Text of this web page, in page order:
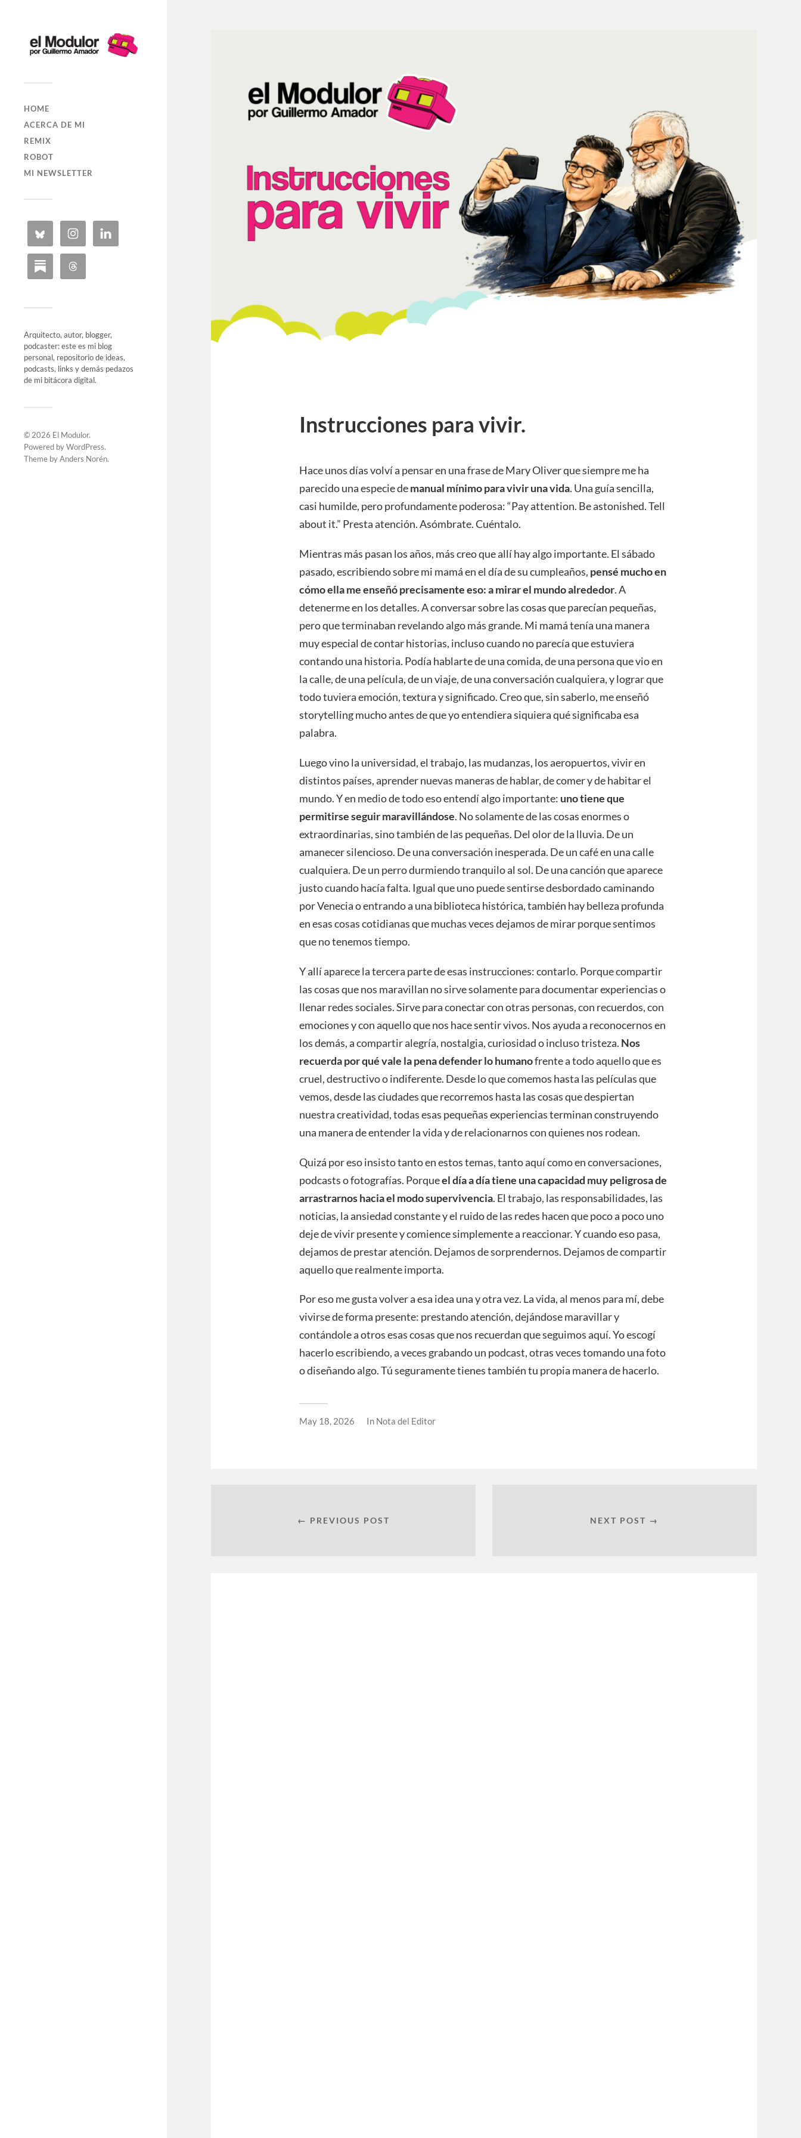
HOME
ACERCA DE MI
REMIX
ROBOT
MI NEWSLETTER
Arquitecto, autor, blogger,
podcaster: este es mi blog
personal, repositorio de ideas,
podcasts, links y demás pedazos
de mi bitácora digital.
© 2026 El Modulor.
Powered byWordPress.
Theme byAnders Norén.
Instrucciones para vivir.
Hace unos días volví a pensar en una frase de Mary Oliver que siempre me ha
parecido una especie demanual mínimo para vivir una vida. Una guía sencilla,
casi humilde, pero profundamente poderosa: “Pay attention. Be astonished. Tell
about it.” Presta atención. Asómbrate. Cuéntalo.
Mientras más pasan los años, más creo que allí hay algo importante. El sábado
pasado, escribiendo sobre mi mamá en el día de su cumpleaños, pensé mucho en
cómo ella me enseñó precisamente eso: a mirar el mundo alrededor. A
detenerme en los detalles. A conversar sobre las cosas que parecían pequeñas,
pero que terminaban revelando algo más grande. Mi mamá tenía una manera
muy especial de contar historias, incluso cuando no parecía que estuviera
contando una historia. Podía hablarte de una comida, de una persona que vio en
la calle, de una película, de un viaje, de una conversación cualquiera, y lograr que
todo tuviera emoción, textura y significado. Creo que, sin saberlo, me enseñó
storytelling mucho antes de que yo entendiera siquiera qué significaba esa
palabra.
Luego vino la universidad, el trabajo, las mudanzas, los aeropuertos, vivir en
distintos países, aprender nuevas maneras de hablar, de comer y de habitar el
mundo. Y en medio de todo eso entendí algo importante: uno tiene que
permitirse seguir maravillándose. No solamente de las cosas enormes o
extraordinarias, sino también de las pequeñas. Del olor de la lluvia. De un
amanecer silencioso. De una conversación inesperada. De un café en una calle
cualquiera. De un perro durmiendo tranquilo al sol. De una canción que aparece
justo cuando hacía falta. Igual que uno puede sentirse desbordado caminando
por Venecia o entrando a una biblioteca histórica, también hay belleza profunda
en esas cosas cotidianas que muchas veces dejamos de mirar porque sentimos
que no tenemos tiempo.
Y allí aparece la tercera parte de esas instrucciones: contarlo. Porque compartir
las cosas que nos maravillan no sirve solamente para documentar experiencias o
llenar redes sociales. Sirve para conectar con otras personas, con recuerdos, con
emociones y con aquello que nos hace sentir vivos. Nos ayuda a reconocernos en
los demás, a compartir alegría, nostalgia, curiosidad o incluso tristeza. Nos
recuerda por qué vale la pena defender lo humanofrente a todo aquello que es
cruel, destructivo o indiferente. Desde lo que comemos hasta las películas que
vemos, desde las ciudades que recorremos hasta las cosas que despiertan
nuestra creatividad, todas esas pequeñas experiencias terminan construyendo
una manera de entender la vida y de relacionarnos con quienes nos rodean.
Quizá por eso insisto tanto en estos temas, tanto aquí como en conversaciones,
podcasts o fotografías. Porqueel día a día tiene una capacidad muy peligrosa de
arrastrarnos hacia el modo supervivencia. El trabajo, las responsabilidades, las
noticias, la ansiedad constante y el ruido de las redes hacen que poco a poco uno
deje de vivir presente y comience simplemente a reaccionar. Y cuando eso pasa,
dejamos de prestar atención. Dejamos de sorprendernos. Dejamos de compartir
aquello que realmente importa.
Por eso me gusta volver a esa idea una y otra vez. La vida, al menos para mí, debe
vivirse de forma presente: prestando atención, dejándose maravillar y
contándole a otros esas cosas que nos recuerdan que seguimos aquí. Yo escogí
hacerlo escribiendo, a veces grabando un podcast, otras veces tomando una foto
o diseñando algo. Tú seguramente tienes también tu propia manera de hacerlo.
May 18, 2026 In Nota del Editor
← PREVIOUS POST NEXT POST →